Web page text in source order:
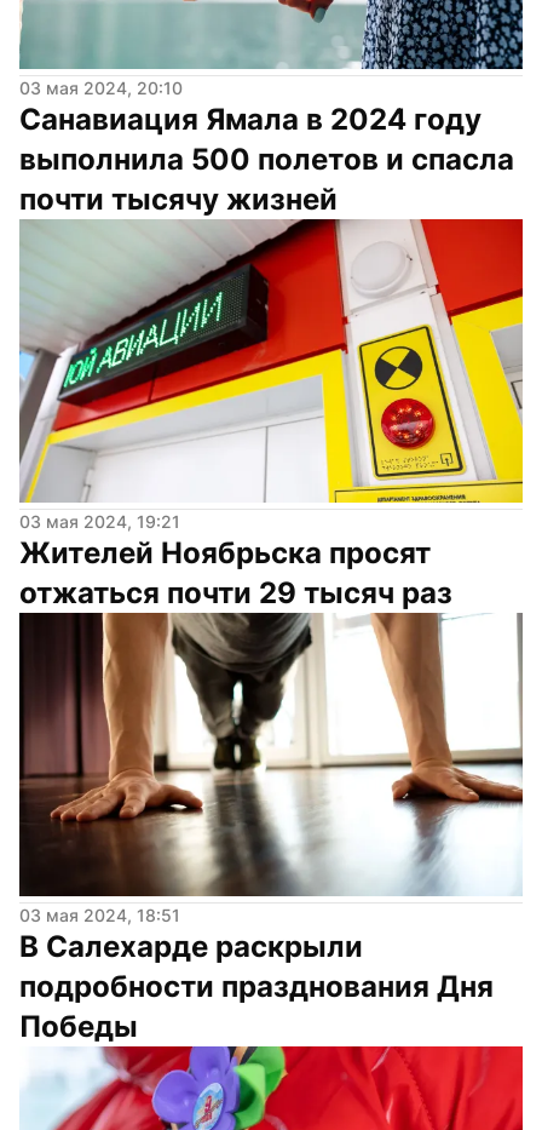
03 мая 2024, 20:10
Санавиация Ямала в 2024 году
выполнила 500 полетов и спасла
почти тысячу жизней
03 мая 2024, 19:21
Жителей Ноябрьска просят
отжаться почти 29 тысяч раз
03 мая 2024, 18:51
В Салехарде раскрыли
подробности празднования Дня
Победы